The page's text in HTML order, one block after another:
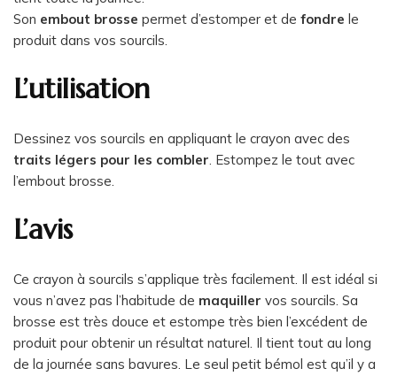
Son embout brosse permet d’estomper et de fondre le
produit dans vos sourcils.
L’utilisation
Dessinez vos sourcils en appliquant le crayon avec des
traits légers pour les combler. Estompez le tout avec
l’embout brosse.
L’avis
Ce crayon à sourcils s’applique très facilement. Il est idéal si
vous n’avez pas l’habitude de maquiller vos sourcils. Sa
brosse est très douce et estompe très bien l’excédent de
produit pour obtenir un résultat naturel. Il tient tout au long
de la journée sans bavures. Le seul petit bémol est qu’il y a